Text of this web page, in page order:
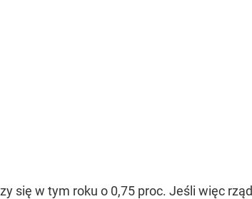
się w tym roku o 0,75 proc. Jeśli więc rząd